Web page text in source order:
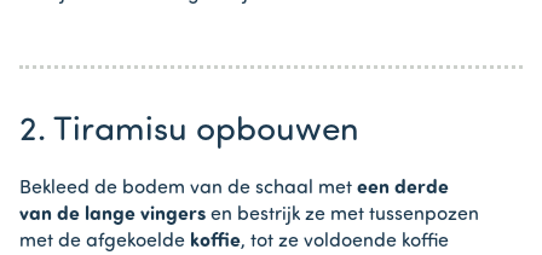
2. Tiramisu opbouwen
Bekleed de bodem van de schaal met een derde
van de lange vingers en bestrijk ze met tussenpozen
met de afgekoelde koffie, tot ze voldoende koffie